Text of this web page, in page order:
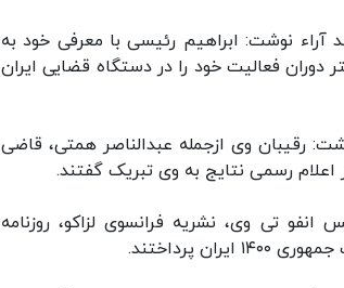
لوپریزین با اشاره به انتخاب ابراهیم رئیسی حائز ۶۲.۲ درصد آراء نوشت: ابراهیم رئیسی با معرفی خود به
دوران فعالیت خود را در دستگاه قضایی ایران
رقیبان وی ازجمله عبدالناصر همتی، قاضی
رسمی نتایج به وی تبریک گفتند.
انفو تی وی، نشریه فرانسوی لزاکو، روزنامه
پرداختند.